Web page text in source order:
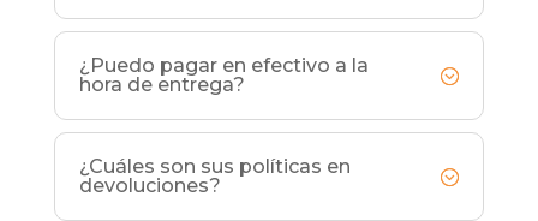
¿Puedo pagar en efectivo a la
hora de entrega?
¿Cuáles son sus políticas en
devoluciones?